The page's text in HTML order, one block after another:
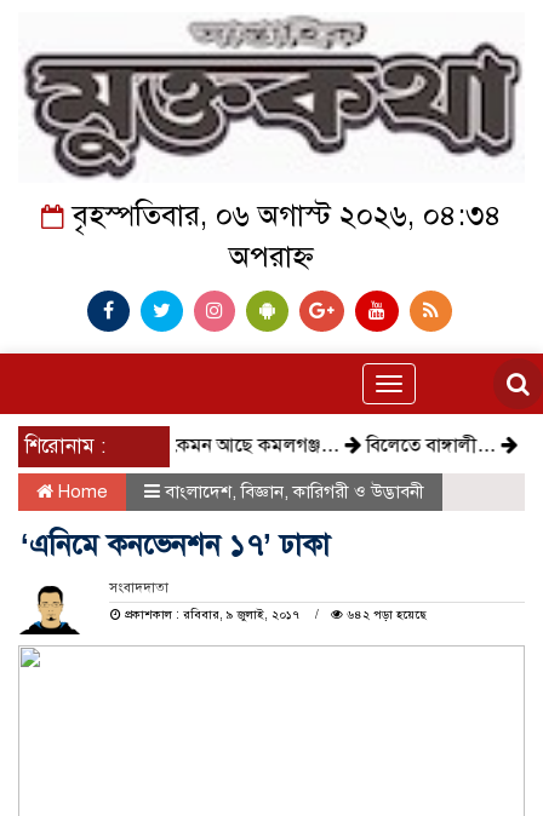
বৃহস্পতিবার, ০৬ অগাস্ট ২০২৬, ০৪:৩৪
অপরাহ্ন
Toggle
navigation
শিরোনাম : কেমন আছে কমলগঞ্জ… বিলেতে বাঙ্গালী…
Home বাংলাদেশ,বিজ্ঞান, ‌কারিগরী ও উদ্ভাবনী
‘এনিমে কনভেনশন ১৭’ ঢাকা
সংবাদদাতা
প্রকাশকাল : রবিবার, ৯ জুলাই, ২০১৭
৬৪২ পড়া হয়েছে